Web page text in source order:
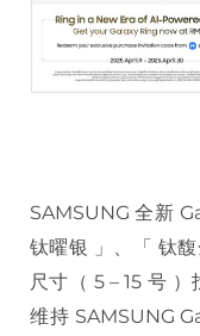
SAMSUNG 全新
钛曜银 」、「 钛
尺寸（ 5 – 15 号
维持 SAMSUNG